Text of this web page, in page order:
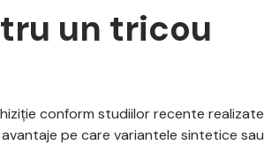
un tricou
conform studiilor recente realizate
pe care variantele sintetice sau